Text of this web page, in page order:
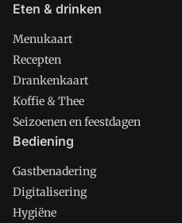
Eten & drinken
Menukaart
Recepten
Drankenkaart
Koffie & Thee
Seizoenen en feestdagen
Bediening
Gastbenadering
Digitalisering
Hygiëne